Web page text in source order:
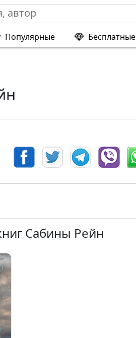
Популярные Бесплатные
Сабины Рейн